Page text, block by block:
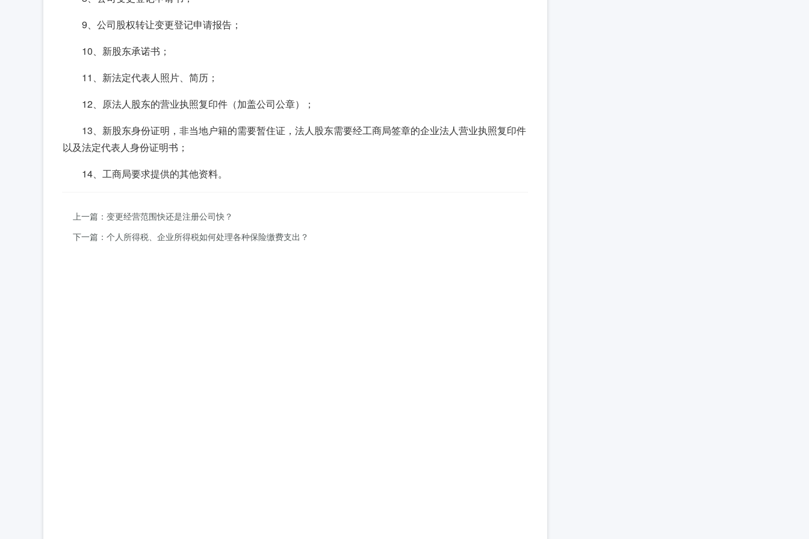
9、公司股权转让变更登记申请报告；
10、新股东承诺书；
11、新法定代表人照片、简历；
12、原法人股东的营业执照复印件（加盖公司公章）；
13、新股东身份证明，非当地户籍的需要暂住证，法人股东需要经工商局签章的企业法人营业执照复印件
以及法定代表人身份证明书；
14、工商局要求提供的其他资料。
上一篇：变更经营范围快还是注册公司快？
下一篇：个人所得税、企业所得税如何处理各种保险缴费支出？